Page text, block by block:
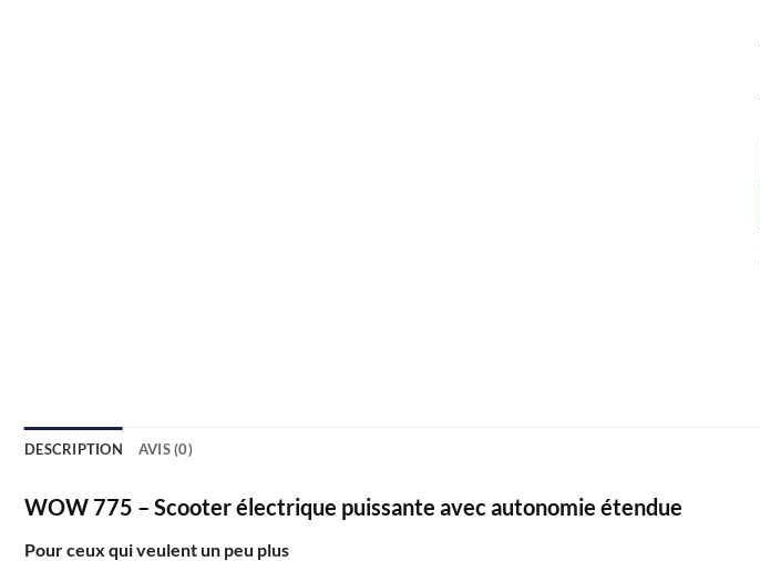
DESCRIPTION AVIS (0)
WOW 775 – Scooter électrique puissante avec autonomie étendue
Pour ceux qui veulent un peu plus